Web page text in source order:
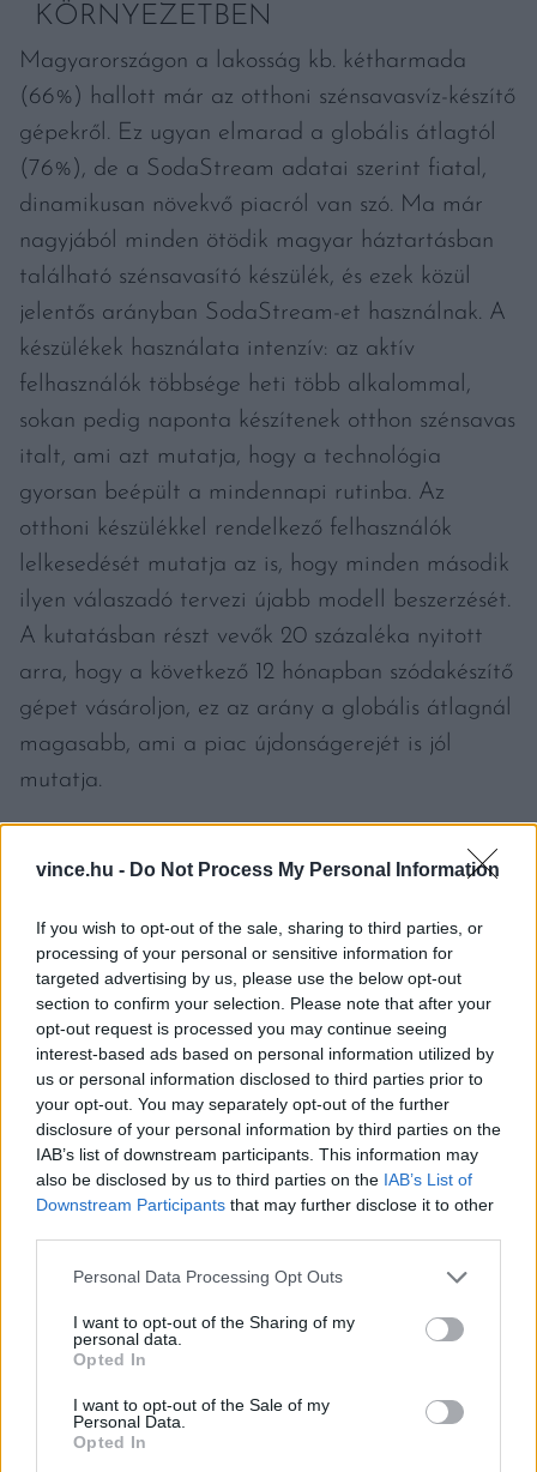
vince.hu - Do Not Process My Personal Information
If you wish to opt-out of the sale, sharing to third parties, or
processing of your personal or sensitive information for
targeted advertising by us, please use the below opt-out
section to confirm your selection. Please note that after your
opt-out request is processed you may continue seeing
interest-based ads based on personal information utilized by
us or personal information disclosed to third parties prior to
your opt-out. You may separately opt-out of the further
disclosure of your personal information by third parties on the
IAB’s list of downstream participants. This information may
also be disclosed by us to third parties on the IAB’s List of
Downstream Participants that may further disclose it to other
Please note that this website/app uses one or more Google
not limited to your visit or usage behaviour. You may click to
grant or deny consent to Google and its third-party tags to
use your data for below specified purposes in below Google
consent section.
Personal Data Processing Opt Outs
I want to opt-out of the Sharing of my
personal data.
Opted In
I want to opt-out of the Sale of my
Personal Data.
Opted In
KÖRNYEZETBEN
Magyarországon a lakosság kb. kétharmada
(66%) hallott már az otthoni szénsavasvíz-készítő
gépekről. Ez ugyan elmarad a globális átlagtól
(76%), de a SodaStream adatai szerint fiatal,
dinamikusan növekvő piacról van szó. Ma már
nagyjából minden ötödik magyar háztartásban
található szénsavasító készülék, és ezek közül
jelentős arányban SodaStream-et használnak. A
készülékek használata intenzív: az aktív
felhasználók többsége heti több alkalommal,
sokan pedig naponta készítenek otthon szénsavas
italt, ami azt mutatja, hogy a technológia
gyorsan beépült a mindennapi rutinba. Az
otthoni készülékkel rendelkező felhasználók
lelkesedését mutatja az is, hogy minden második
ilyen válaszadó tervezi újabb modell beszerzését.
A kutatásban részt vevők 20 százaléka nyitott
arra, hogy a következő 12 hónapban szódakészítő
gépet vásároljon, ez az arány a globális átlagnál
magasabb, ami a piac újdonságerejét is jól
mutatja.
ÖSZTÖNÖZHETI A
VÍZFOGYASZTÁST
Az otthoni szénsavasvíz‑készítés összekapcsolja a
magyar háztartások számára fontos
szempontokat: a kényelmet, a jó minőségű
csapvíz kihasználását és a tudatosabb vásárlást.
A felhasználók számára a legfontosabb előnyök
közé tartozik, hogy bármikor elérhető a friss
szénsavas víz otthon, nem kell nehéz palackokat
cipelni, és kevesebb az üres palackkal járó
kínál a bolti vizekkel és üdítőkkel szemben,
hanem hozzájárulhat ahhoz is, hogy a
vízfogyasztás természetesebben épüljön be a
mindennapokba, miközben a háztartások
pénzügyi és környezeti szempontból is